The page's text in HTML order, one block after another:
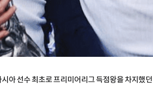
아 선수 최초로 프리미어리그 득점왕을 차지했